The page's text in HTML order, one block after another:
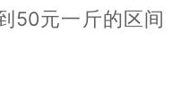
50元一斤的区间